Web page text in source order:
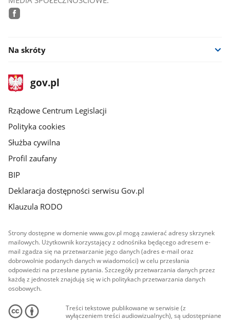
Na skróty
stopka
gov.plStrona
gov.pl
Rządowe Centrum Legislacji
Polityka cookies
Służba cywilna
Profil zaufany
BIP
Deklaracja dostępności serwisu Gov.pl
Klauzula RODO
Strony dostępne w domenie www.gov.pl mogą zawierać adresy skrzynek
mailowych. Użytkownik korzystający z odnośnika będącego adresem e-
mail zgadza się na przetwarzanie jego danych (adres e-mail oraz
dobrowolnie podanych danych w wiadomości) w celu przesłania
odpowiedzi na przesłane pytania. Szczegóły przetwarzania danych przez
każdą z jednostek znajdują się w ich politykach przetwarzania danych
osobowych.
Treści tekstowe publikowane w serwisie (z
wyłączeniem treści audiowizualnych), są udostępniane